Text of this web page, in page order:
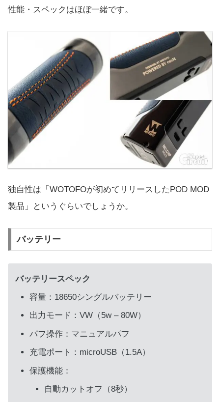
性能・スペックはほぼ一緒です。
独自性は「WOTOFOが初めてリリースしたPOD MOD
製品」というぐらいでしょうか。
バッテリー
バッテリースペック
容量：18650シングルバッテリー
出力モード：VW（5w – 80W）
パフ操作：マニュアルパフ
充電ポート：microUSB（1.5A）
保護機能：
自動カットオフ（8秒）